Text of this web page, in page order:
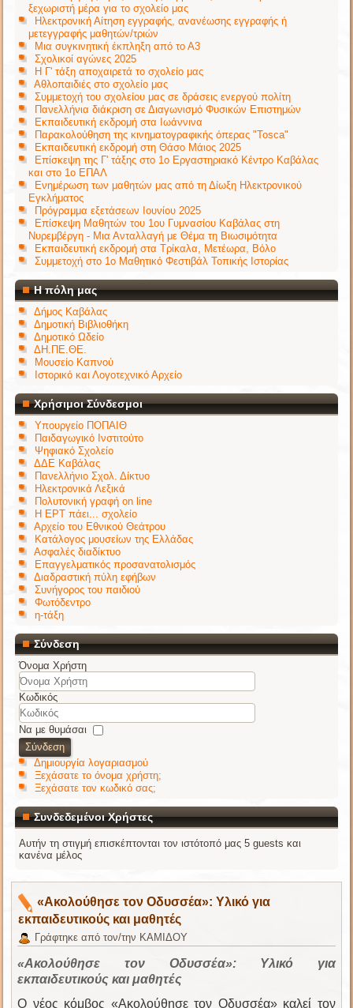
ξεχωριστή μέρα για το σχολείο μας
Ηλεκτρονική Αίτηση εγγραφής, ανανέωσης εγγραφής ή
μετεγγραφής μαθητών/τριών
Μια συγκινητική έκπληξη από το Α3
Σχολικοί αγώνες 2025
Η Γ' τάξη αποχαιρετά το σχολείο μας
Αθλοπαιδιές στο σχολείο μας
Συμμετοχή του σχολείου μας σε δράσεις ενεργού πολίτη
Πανελλήνια διάκριση σε Διαγωνισμό Φυσικών Επιστημών
Εκπαιδευτική εκδρομή στα Ιωάννινα
Παρακολούθηση της κινηματογραφικής όπερας "Tosca"
Εκπαιδευτική εκδρομή στη Θάσο Μάιος 2025
Επίσκεψη της Γ' τάξης στο 1ο Εργαστηριακό Κέντρο Καβάλας
και στο 1ο ΕΠΑΛ
Ενημέρωση των μαθητών μας από τη Δίωξη Ηλεκτρονικού
Εγκλήματος
Πρόγραμμα εξετάσεων Ιουνίου 2025
Επίσκεψη Μαθητών του 1ου Γυμνασίου Καβάλας στη
Νυρεμβέργη - Μια Ανταλλαγή με Θέμα τη Βιωσιμότητα
Εκπαιδευτική εκδρομή στα Τρίκαλα, Μετέωρα, Βόλο
Συμμετοχή στο 1ο Μαθητικό Φεστιβάλ Τοπικής Ιστορίας
Η πόλη μας
Δήμος Καβάλας
Δημοτική Βιβλιοθήκη
Δημοτικό Ωδείο
ΔΗ.ΠΕ.ΘΕ.
Μουσείο Καπνού
Ιστορικό και Λογοτεχνικό Αρχείο
Χρήσιμοι Σύνδεσμοι
Υπουργείο ΠΟΠΑΙΘ
Παιδαγωγικό Ινστιτούτο
Ψηφιακό Σχολείο
ΔΔΕ Καβάλας
Πανελλήνιο Σχολ. Δίκτυο
Ηλεκτρονικά Λεξικά
Πολυτονική γραφή on line
Η ΕΡΤ πάει... σχολείο
Αρχείο του Εθνικού Θεάτρου
Κατάλογος μουσείων της Ελλάδας
Ασφαλές διαδίκτυο
Επαγγελματικός προσανατολισμός
Διαδραστική πύλη εφήβων
Συνήγορος του παιδιού
Φωτόδεντρο
η-τάξη
Σύνδεση
Όνομα Χρήστη
Κωδικός
Να με θυμάσαι
Σύνδεση
Δημιουργία λογαριασμού
Ξεχάσατε το όνομα χρήστη;
Ξεχάσατε τον κωδικό σας;
Συνδεδεμένοι Χρήστες
Αυτήν τη στιγμή επισκέπτονται τον ιστότοπό μας 5 guests και
κανένα μέλος
«Ακολούθησε τον Οδυσσέα»: Υλικό για
εκπαιδευτικούς και μαθητές
Γράφτηκε από τον/την ΚΑΜΙΔΟΥ
«Ακολούθησε τον Οδυσσέα»: Υλικό για
εκπαιδευτικούς και μαθητές
Ο νέος κόμβος «Ακολούθησε τον Οδυσσέα» καλεί τον